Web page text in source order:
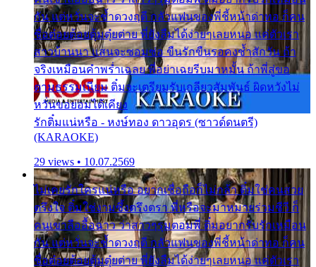
กัน แต่หวั่นจะช้ำดวงฤดี กลัวแฟนของพี่ชี้หน้าด่าทอ ก็คน
ชื่อต๋อยต้อยตุ้มตุ๋ยต่าย พี่ยังลืมได้ง่ายๆเลยหนอ แค่ตัวเรา
สาวบ้านนา แสนจะซอมซ่อ ขืนรักขืนรอคงช้ำสักวัน ถ้า
จริงเหมือนคำพร่ำเฉลย พี่อย่าเฉยรีบมาหมั้น ถ้าพี่สู่ขอ
ตามธรรมเนียม ติ๋มจะเตรียมรับเกลียวสัมพันธ์ ผิดหวังไม่
หวั่นขอยอมได้เคียง
รักติ๋มแน่หรือ - หงษ์ทอง ดาวอุดร (ซาวด์ดนตรี)
(KARAOKE)
29 views • 10.07.2569
ไม่เคยรักใครแน่หรือ อยากเชื่อถือก็ไม่กล้า ติ๋มใช่คนสวย
ตรึงใจ ติ๋มใช่งามซึ้งตรึงตรา พี่หรือจะมาหมายร่วมชีวี ก็
คนเขาลืออื้อฉาว ว่าสาวๆรุมตอมพี่ ติ๋มอยากรับรักเหมือน
กัน แต่หวั่นจะช้ำดวงฤดี กลัวแฟนของพี่ชี้หน้าด่าทอ ก็คน
ชื่อต๋อยต้อยตุ้มตุ๋ยต่าย พี่ยังลืมได้ง่ายๆเลยหนอ แค่ตัวเรา